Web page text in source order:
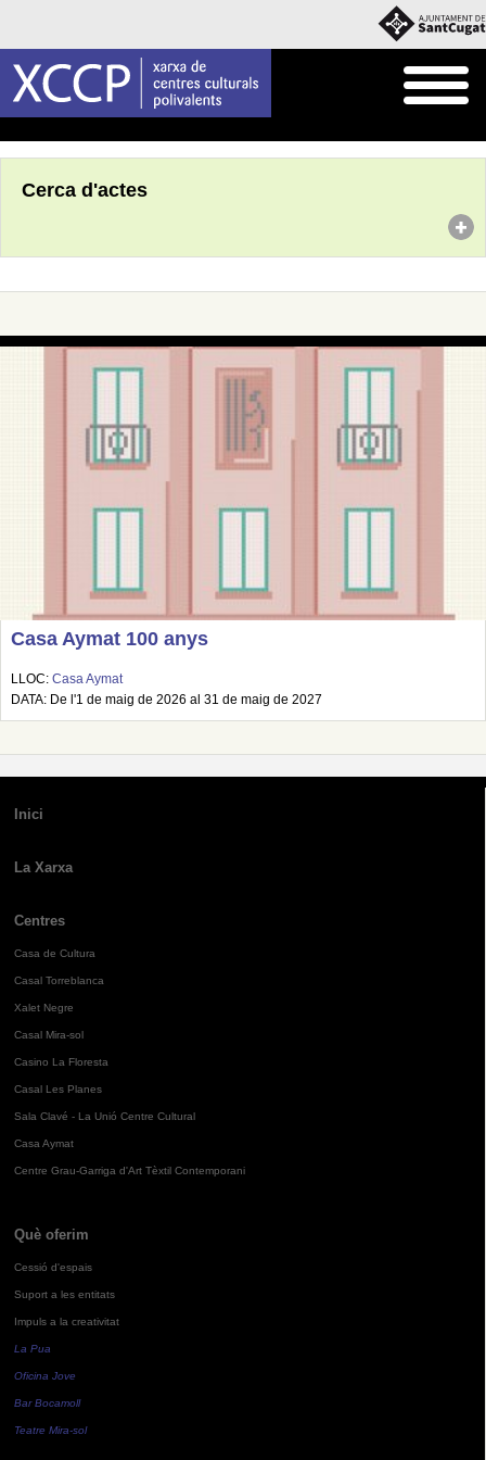
Cerca d'actes
Casa Aymat 100 anys
LLOC: Casa Aymat
DATA: De l'1 de maig de 2026 al 31 de maig de 2027
Inici
La Xarxa
Centres
Casa de Cultura
Casal Torreblanca
Xalet Negre
Casal Mira-sol
Casino La Floresta
Casal Les Planes
Sala Clavé - La Unió Centre Cultural
Casa Aymat
Centre Grau-Garriga d'Art Tèxtil Contemporani
Què oferim
Cessió d'espais
Suport a les entitats
Impuls a la creativitat
La Pua
Oficina Jove
Bar Bocamoll
Teatre Mira-sol